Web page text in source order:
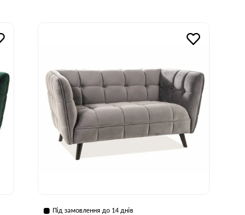
44 см
Під замовлення до 14 днів